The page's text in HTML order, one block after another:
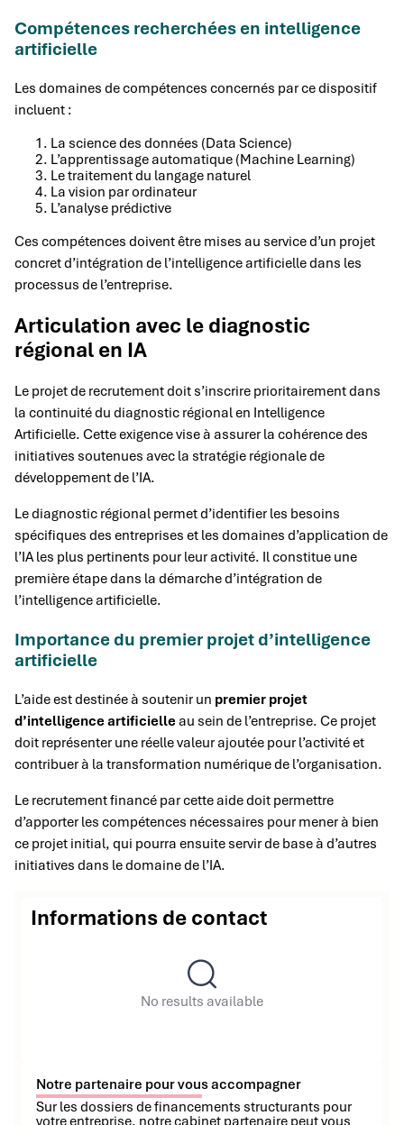
Compétences recherchées en intelligence
artificielle
Les domaines de compétences concernés par ce dispositif
incluent :
La science des données (Data Science)
L’apprentissage automatique (Machine Learning)
Le traitement du langage naturel
La vision par ordinateur
L’analyse prédictive
Ces compétences doivent être mises au service d’un projet
concret d’intégration de l’intelligence artificielle dans les
processus de l’entreprise.
Articulation avec le diagnostic
régional en IA
Le projet de recrutement doit s’inscrire prioritairement dans
la continuité du diagnostic régional en Intelligence
Artificielle. Cette exigence vise à assurer la cohérence des
initiatives soutenues avec la stratégie régionale de
développement de l’IA.
Le diagnostic régional permet d’identifier les besoins
spécifiques des entreprises et les domaines d’application de
l’IA les plus pertinents pour leur activité. Il constitue une
première étape dans la démarche d’intégration de
l’intelligence artificielle.
Importance du premier projet d’intelligence
artificielle
L’aide est destinée à soutenir un premier projet
d’intelligence artificielleau sein de l’entreprise. Ce projet
doit représenter une réelle valeur ajoutée pour l’activité et
contribuer à la transformation numérique de l’organisation.
Le recrutement financé par cette aide doit permettre
d’apporter les compétences nécessaires pour mener à bien
ce projet initial, qui pourra ensuite servir de base à d’autres
initiatives dans le domaine de l’IA.
Informations de contact
No results available
Notre partenaire pour vous accompagner
Sur les dossiers de financements structurants pour